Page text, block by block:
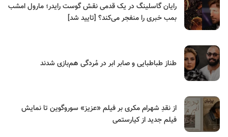
رایان گاسلینگ در یک قدمی نقش گوست رایدر؛ مارول امشب
بمب خبری را منفجر می‌کند؟ [تایید شد]
طناز طباطبایی و صابر ابر در مُردگی هم‌بازی شدند
از نقدِ شهرام مکری بر فیلم «عزیز» سوروگوین تا نمایش
فیلم جدید از کیارستمی